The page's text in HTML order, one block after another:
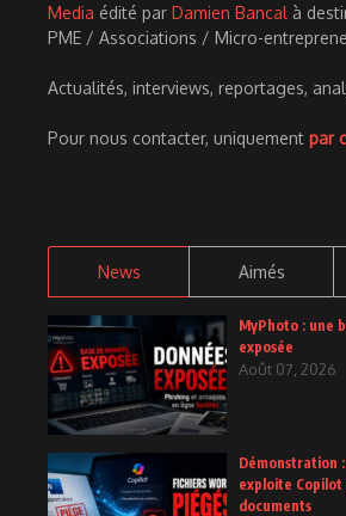
Media édité par Damien Bancal à
PME / Associations / Micro-
Actualités, interviews, reportages,
Pour nous contacter, uniquement par
News Aimés
MyPhoto : une
exposée
Août 07, 2026
Démonstration
exploite
documents